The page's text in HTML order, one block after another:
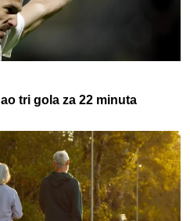
tri gola za 22 minuta